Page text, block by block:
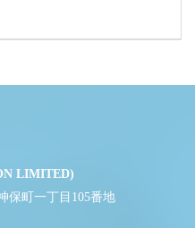
LIMITED)
保町一丁目105番地